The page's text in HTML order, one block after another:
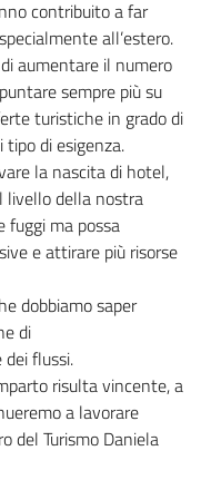
contribuito a far
all’estero.
aumentare il numero
sempre più su
turistiche in grado di
di esigenza.
la nascita di hotel,
livello della nostra
fuggi ma possa
e attirare più risorse
dobbiamo saper
di
flussi.
risulta vincente, a
a lavorare
del Turismo Daniela